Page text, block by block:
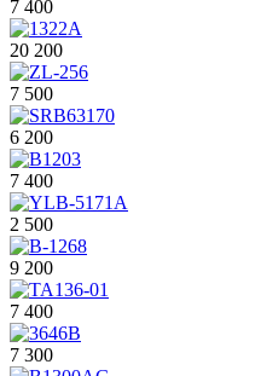
7 400
20 200
7 500
6 200
7 400
2 500
9 200
7 400
7 300